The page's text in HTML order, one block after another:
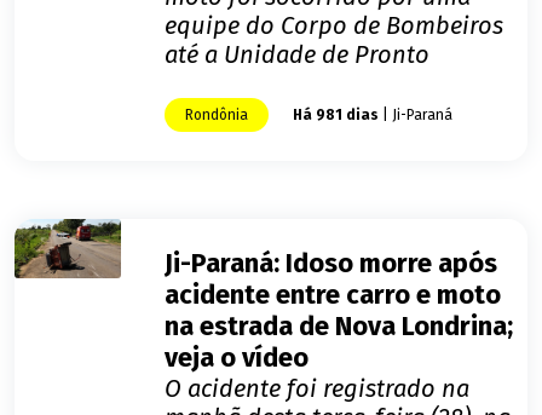
equipe do Corpo de Bombeiros
até a Unidade de Pronto
Rondônia Há 981 dias | Ji-Paraná
Ji-Paraná: Idoso morre após
acidente entre carro e moto
na estrada de Nova Londrina;
veja o vídeo
O acidente foi registrado na